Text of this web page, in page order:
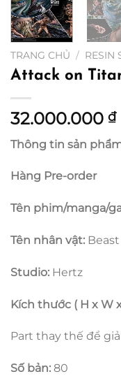
TRANG CHỦ / RESIN
Attack on
32.000.000 ₫
Thông tin sản
Hàng Pre-order
Tên phim/manga/
Tên nhân vật:
Studio: Hertz
Kích thước ( H x W
Part thay thế để
Số bản: 80